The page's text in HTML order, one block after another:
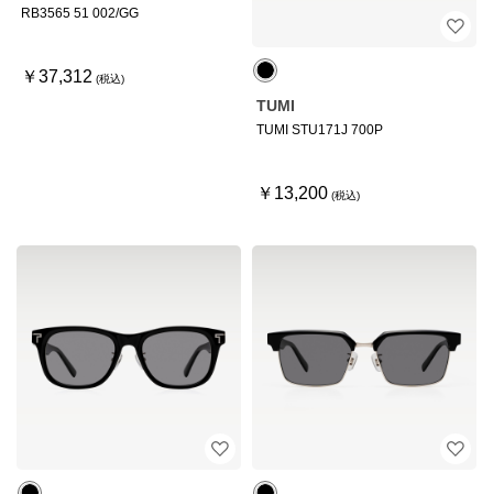
RB3565 51 002/GG
￥37,312
TUMI
TUMI STU171J 700P
￥13,200